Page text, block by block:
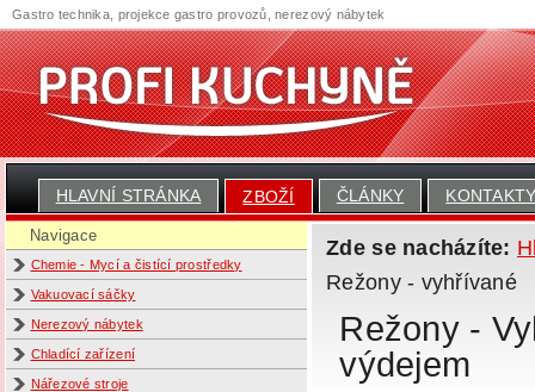
HLAVNÍ STRÁNKA ZBOŽÍ ČLÁNKY
Navigace
Chemie - Mycí a čistící prostředky
Vakuovací sáčky
Nerezový nábytek
Chladící zařízení
Nářezové stroje
Zde se nacházíte:
Režony - vyhřívané
Režony -
výdejem
Gastro technika, projekce gastro provozů, nerezový nábytek